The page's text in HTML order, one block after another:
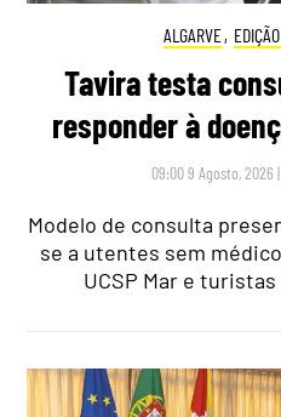
ALGARVE,
Tavira testa
responder à
09:00 9 Agosto, 2026 |
Modelo de consulta
se a utentes sem
UCSP Mar e